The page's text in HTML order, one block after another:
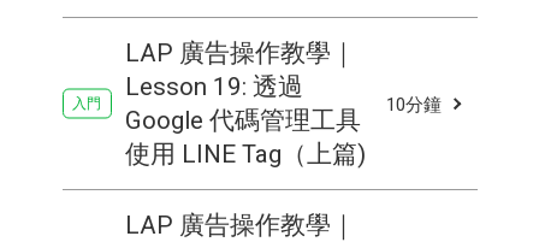
LAP 廣告操作教學｜
Lesson 19: 透過
Google 代碼管理工具
使用 LINE Tag（上篇)
10分鐘
LAP 廣告操作教學｜